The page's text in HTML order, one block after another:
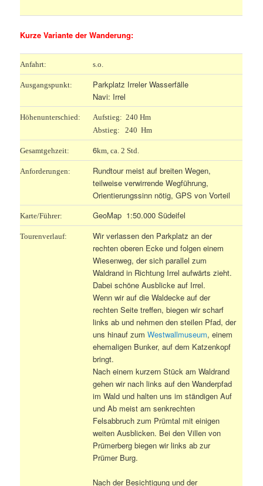
Kurze Variante der Wanderung:
Anfahrt: s.o.
Ausgangspunkt:
Parkplatz Irreler Wasserfälle
Navi: Irrel
Höhenunterschied:
Aufstieg: 240 Hm
Abstieg: 240 Hm
Gesamtgehzeit: 6km, ca. 2 Std.
Anforderungen:
Rundtour meist auf breiten Wegen,
teilweise verwirrende Wegführung,
Orientierungssinn nötig, GPS von Vorteil
Karte/Führer: GeoMap 1:50.000 Südeifel
Tourenverlauf:
Wir verlassen den Parkplatz an der
rechten oberen Ecke und folgen einem
Wiesenweg, der sich parallel zum
Waldrand in Richtung Irrel aufwärts zieht.
Dabei schöne Ausblicke auf Irrel.
Wenn wir auf die Waldecke auf der
rechten Seite treffen, biegen wir scharf
links ab und nehmen den steilen Pfad, der
uns hinauf zumWestwallmuseum, einem
ehemaligen Bunker, auf dem Katzenkopf
bringt.
Nach einem kurzern Stück am Waldrand
gehen wir nach links auf den Wanderpfad
im Wald und halten uns im ständigen Auf
und Ab meist am senkrechten
Felsabbruch zum Prümtal mit einigen
weiten Ausblicken. Bei den Villen von
Prümerberg biegen wir links ab zur
Prümer Burg.
Nach der Besichtigung und der